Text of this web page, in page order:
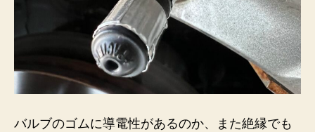
バルブのゴムに導電性があるのか、また絶縁でも